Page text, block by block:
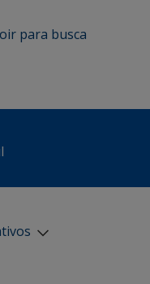
ir para busca